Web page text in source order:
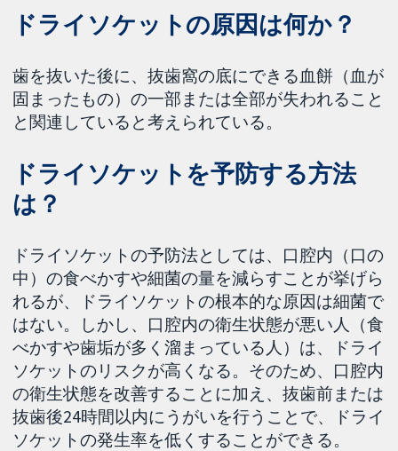
ドライソケットの原因は何か？
歯を抜いた後に、抜歯窩の底にできる血餅（血が
固まったもの）の一部または全部が失われること
と関連していると考えられている。
ドライソケットを予防する方法
は？
ドライソケットの予防法としては、口腔内（口の
中）の食べかすや細菌の量を減らすことが挙げら
れるが、ドライソケットの根本的な原因は細菌で
はない。しかし、口腔内の衛生状態が悪い人（食
べかすや歯垢が多く溜まっている人）は、ドライ
ソケットのリスクが高くなる。そのため、口腔内
の衛生状態を改善することに加え、抜歯前または
抜歯後24時間以内にうがいを行うことで、ドライ
ソケットの発生率を低くすることができる。